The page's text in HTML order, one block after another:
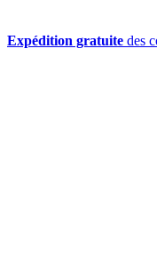
Expédition gratuite des